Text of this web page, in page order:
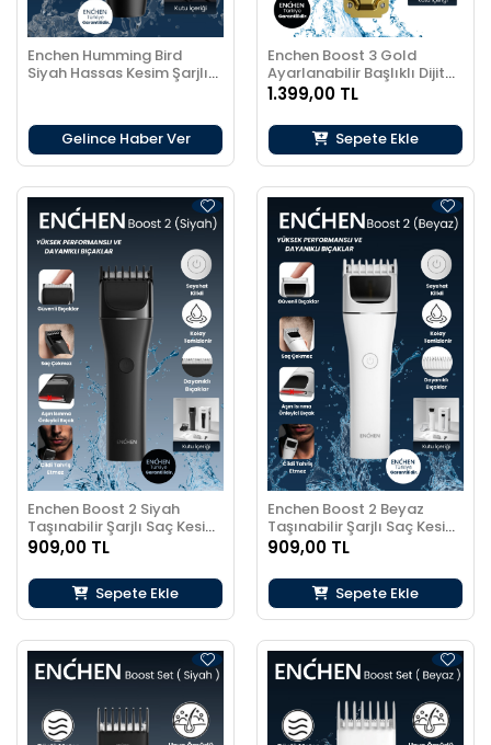
Enchen Humming Bird
Siyah Hassas Kesim Şarjlı
Gelince Haber Ver
Enchen Boost 3 Gold
Ayarlanabilir Başlıklı Dijital
Göstergeli Şarjlı
Profesyonel Saç Kesim
Makinesi
1.399,00 TL
Sepete Ekle
Enchen Boost 2 Siyah
Taşınabilir Şarjlı Saç Kesim
Makinesi
909,00 TL
Sepete Ekle
Enchen Boost 2 Beyaz
Taşınabilir Şarjlı Saç Kesim
Makinesi
909,00 TL
Sepete Ekle